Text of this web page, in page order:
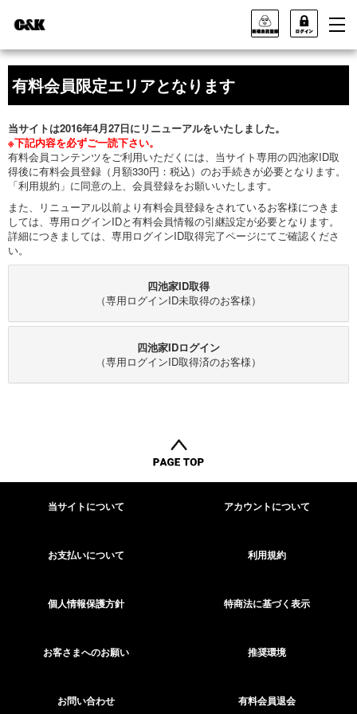
有料会員限定エリアとなります
当サイトは2016年4月27日にリニューアルをいたしました。
※下記内容を必ずご一読下さい。
有料会員コンテンツをご利用いただくには、当サイト専用の四池家ID取
得後に有料会員登録（月額330円：税込）のお手続きが必要となります。
「利用規約」に同意の上、会員登録をお願いいたします。
また、リニューアル以前より有料会員登録をされているお客様につきま
しては、専用ログインIDと有料会員情報の引継設定が必要となります。
詳細につきましては、専用ログインID取得完了ページにてご確認くださ
い。
四池家ID取得
（専用ログインID未取得のお客様）
四池家IDログイン
（専用ログインID取得済のお客様）
当サイトについて アカウントについて
お支払いについて 利用規約
個人情報保護方針 特商法に基づく表示
お客さまへのお願い 推奨環境
お問い合わせ 有料会員退会